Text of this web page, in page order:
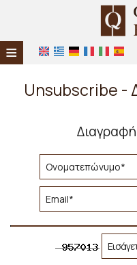
≡
Unsubscribe -